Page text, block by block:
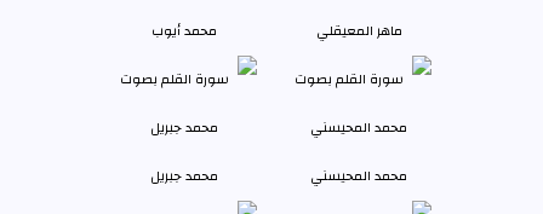
ماهر المعيقلي محمد أيوب
محمد المحيسني محمد جبريل